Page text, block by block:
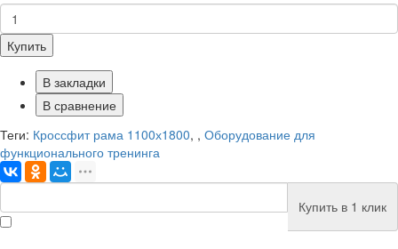
Купить
В закладки
В сравнение
Теги: Кроссфит рама 1100х1800, , Оборудование для
функционального тренинга
Купить в 1 клик